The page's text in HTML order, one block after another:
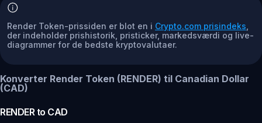
Render Token-prissiden er blot en i Crypto.com prisindeks
der indeholder prishistorik, pristicker, markedsværdi og live-
diagrammer for de bedste kryptovalutaer.
Konverter Render Token (RENDER) til Canadian Dollar
(CAD)
RENDERto CAD